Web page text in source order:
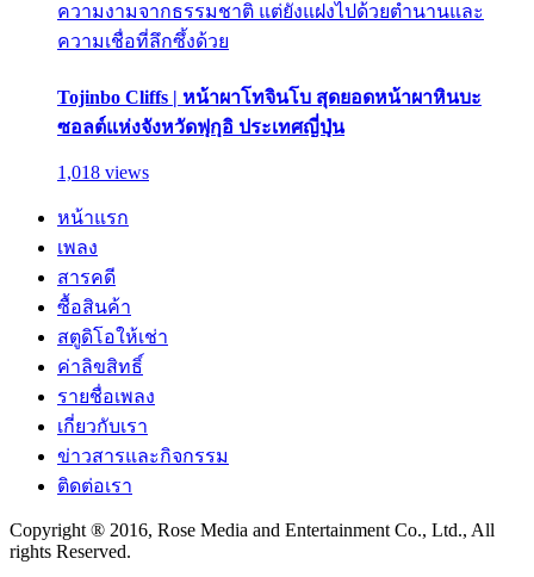
ความงามจากธรรมชาติ แต่ยังแฝงไปด้วยตำนานและ
ความเชื่อที่ลึกซึ้งด้วย
Tojinbo Cliffs | หน้าผาโทจินโบ สุดยอดหน้าผาหินบะ
ซอลต์แห่งจังหวัดฟุกุอิ ประเทศญี่ปุ่น
1,018 views
หน้าแรก
เพลง
สารคดี
ซื้อสินค้า
สตูดิโอให้เช่า
ค่าลิขสิทธิ์
รายชื่อเพลง
เกี่ยวกับเรา
ข่าวสารและกิจกรรม
ติดต่อเรา
Copyright ® 2016, Rose Media and Entertainment Co., Ltd., All
rights Reserved.